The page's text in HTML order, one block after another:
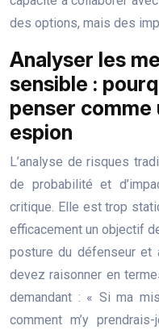
des options, mais des
Analyser les
sensible :
penser
espion
L’analyse de risques
de probabilité et
critique. Elle est trop
efficacement un objectif
posture du défenseur et
devez raisonner en
demandant : « Si ma
comment m’y